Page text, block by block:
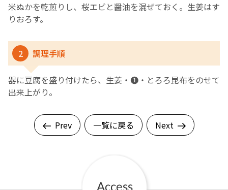
米ぬかを乾煎りし、桜エビと醤油を混ぜておく。生姜はす
りおろす。
2 調理手順
器に豆腐を盛り付けたら、生姜・❶・とろろ昆布をのせて
出来上がり。
Prev 一覧に戻る Next